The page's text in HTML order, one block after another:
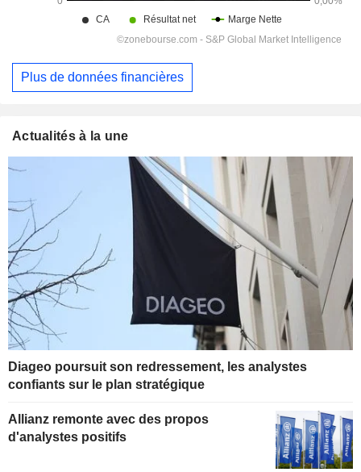
Plus de données financières
Actualités à la une
Diageo poursuit son redressement, les analystes
confiants sur le plan stratégique
Allianz remonte avec des propos
d'analystes positifs